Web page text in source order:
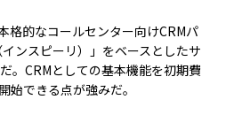
格的なコールセンター向けCRMパ
ンスピーリ）」をベースとしたサ
。CRMとしての基本機能を初期費
始できる点が強みだ。